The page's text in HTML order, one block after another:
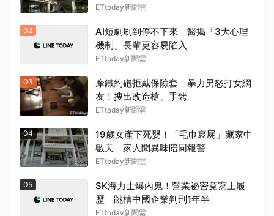
ETtoday新聞雲
02
AI短劇刷到停不下來 醫揭「3大心理
機制」長輩更容易陷入
ETtoday新聞雲
03
摩鐵約砲拒戴保險套 暴力男怒打女網
友！搜出改造槍、手銬
ETtoday新聞雲
04
19歲女產下死嬰！「毛巾裹屍」藏家中
數天 家人聞異味陪同報警
ETtoday新聞雲
05
SK海力士爆內鬼！營業祕密竟寫上履
歷 跳槽中國企業判刑1年半
ETtoday新聞雲